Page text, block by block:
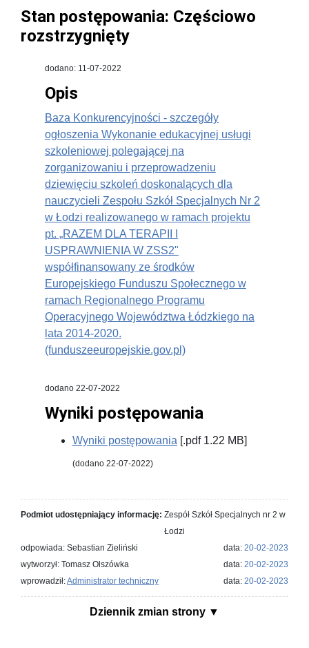
Stan postępowania: Częściowo
rozstrzygnięty
dodano: 11-07-2022
Opis
Baza Konkurencyjności - szczegóły
ogłoszenia Wykonanie edukacyjnej usługi
szkoleniowej polegającej na
zorganizowaniu i przeprowadzeniu
dziewięciu szkoleń doskonalących dla
nauczycieli Zespołu Szkół Specjalnych Nr 2
w Łodzi realizowanego w ramach projektu
pt. „RAZEM DLA TERAPII I
USPRAWNIENIA W ZSS2"
współfinansowany ze środków
Europejskiego Funduszu Społecznego w
ramach Regionalnego Programu
Operacyjnego Województwa Łódzkiego na
lata 2014-2020.
(funduszeeuropejskie.gov.pl)
dodano 22-07-2022
Wyniki postępowania
Wyniki postępowania [.pdf 1.22 MB]
(dodano 22-07-2022)
Podmiot udostępniający informację: Zespół Szkół Specjalnych nr 2 w
Łodzi
odpowiada: Sebastian Zieliński
data: 20-02-2023
wytworzył: Tomasz Olszówka
data: 20-02-2023
wprowadził:Administrator techniczny data: 20-02-2023
Dziennik zmian strony